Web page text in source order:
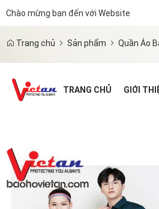
Chào mừng bạn đến với Website
Trang chủ Sản phẩm Quần Áo
TRANG CHỦ GIỚI